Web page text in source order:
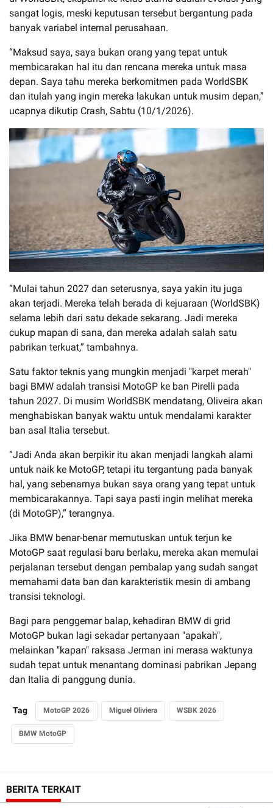
sangat logis, meski keputusan tersebut bergantung pada
banyak variabel internal perusahaan.
“Maksud saya, saya bukan orang yang tepat untuk
membicarakan hal itu dan rencana mereka untuk masa
depan. Saya tahu mereka berkomitmen pada WorldSBK
dan itulah yang ingin mereka lakukan untuk musim depan,”
ucapnya dikutip Crash, Sabtu (10/1/2026).
“Mulai tahun 2027 dan seterusnya, saya yakin itu juga
akan terjadi. Mereka telah berada di kejuaraan (WorldSBK)
selama lebih dari satu dekade sekarang. Jadi mereka
cukup mapan di sana, dan mereka adalah salah satu
pabrikan terkuat,” tambahnya.
Satu faktor teknis yang mungkin menjadi "karpet merah"
bagi BMW adalah transisi MotoGP ke ban Pirelli pada
tahun 2027. Di musim WorldSBK mendatang, Oliveira akan
menghabiskan banyak waktu untuk mendalami karakter
ban asal Italia tersebut.
“Jadi Anda akan berpikir itu akan menjadi langkah alami
untuk naik ke MotoGP, tetapi itu tergantung pada banyak
hal, yang sebenarnya bukan saya orang yang tepat untuk
membicarakannya. Tapi saya pasti ingin melihat mereka
(di MotoGP),” terangnya.
Jika BMW benar-benar memutuskan untuk terjun ke
MotoGP saat regulasi baru berlaku, mereka akan memulai
perjalanan tersebut dengan pembalap yang sudah sangat
memahami data ban dan karakteristik mesin di ambang
transisi teknologi.
Bagi para penggemar balap, kehadiran BMW di grid
MotoGP bukan lagi sekadar pertanyaan "apakah",
melainkan "kapan" raksasa Jerman ini merasa waktunya
sudah tepat untuk menantang dominasi pabrikan Jepang
dan Italia di panggung dunia.
Tag MotoGP 2026 Miguel Oliviera WSBK 2026
BMW MotoGP
BERITA TERKAIT